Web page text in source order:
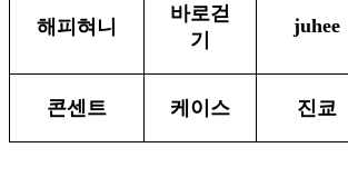
해피혀니
바로걷
기
juhee
콘센트 케이스 진쿄